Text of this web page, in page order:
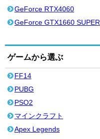
GeForce RTX4060
GeForce GTX1660 SUPER
ゲームから選ぶ
FF14
PUBG
PSO2
マインクラフト
Apex Legends